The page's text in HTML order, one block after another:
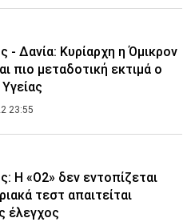
- Δανία: Κυρίαρχη η Όμικρον
πιο μεταδοτική εκτιμά ο
23:55
Η «Ο2» δεν εντοπίζεται
τεστ απαιτείται
έλεγχος